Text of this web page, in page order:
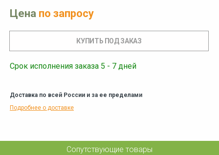
Цена по запросу
Срок исполнения заказа 5 - 7 дней
Доставка по всей России и за ее пределами
Подробнее о доставке
Сопутствующие товары